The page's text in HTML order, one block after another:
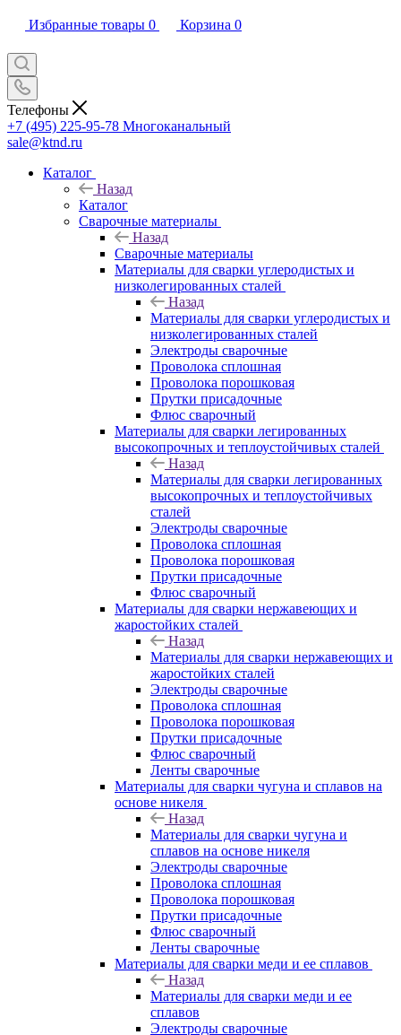
Избранные товары 0 Корзина 0
Телефоны
+7 (495) 225-95-78 Многоканальный
sale@ktnd.ru
Каталог
Назад
Каталог
Сварочные материалы
Назад
Сварочные материалы
Материалы для сварки углеродистых и
низколегированных сталей
Назад
Материалы для сварки углеродистых и
низколегированных сталей
Электроды сварочные
Проволока сплошная
Проволока порошковая
Прутки присадочные
Флюс сварочный
Материалы для сварки легированных
высокопрочных и теплоустойчивых сталей
Назад
Материалы для сварки легированных
высокопрочных и теплоустойчивых
сталей
Электроды сварочные
Проволока сплошная
Проволока порошковая
Прутки присадочные
Флюс сварочный
Материалы для сварки нержавеющих и
жаростойких сталей
Назад
Материалы для сварки нержавеющих и
жаростойких сталей
Электроды сварочные
Проволока сплошная
Проволока порошковая
Прутки присадочные
Флюс сварочный
Ленты сварочные
Материалы для сварки чугуна и сплавов на
основе никеля
Назад
Материалы для сварки чугуна и
сплавов на основе никеля
Электроды сварочные
Проволока сплошная
Проволока порошковая
Прутки присадочные
Флюс сварочный
Ленты сварочные
Материалы для сварки меди и ее сплавов
Назад
Материалы для сварки меди и ее
сплавов
Электроды сварочные